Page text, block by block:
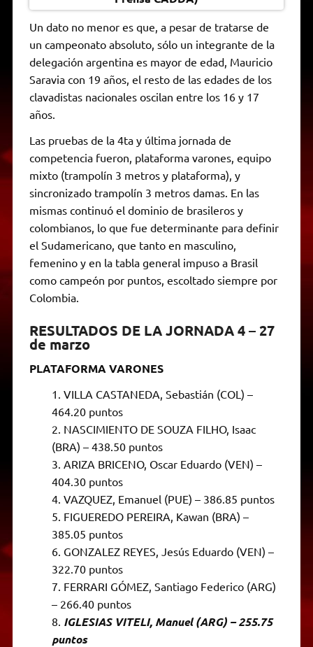
Un dato no menor es que, a pesar de tratarse de
un campeonato absoluto, sólo un integrante de la
delegación argentina es mayor de edad, Mauricio
Saravia con 19 años, el resto de las edades de los
clavadistas nacionales oscilan entre los 16 y 17
años.
Las pruebas de la 4ta y última jornada de
competencia fueron, plataforma varones, equipo
mixto (trampolín 3 metros y plataforma), y
sincronizado trampolín 3 metros damas. En las
mismas continuó el dominio de brasileros y
colombianos, lo que fue determinante para definir
el Sudamericano, que tanto en masculino,
femenino y en la tabla general impuso a Brasil
como campeón por puntos, escoltado siempre por
Colombia.
RESULTADOS DE LA JORNADA 4 – 27
de marzo
PLATAFORMA VARONES
VILLA CASTANEDA, Sebastián (COL) –
464.20 puntos
NASCIMIENTO DE SOUZA FILHO, Isaac
(BRA) – 438.50 puntos
ARIZA BRICENO, Oscar Eduardo (VEN) –
404.30 puntos
VAZQUEZ, Emanuel (PUE) – 386.85 puntos
FIGUEREDO PEREIRA, Kawan (BRA) –
385.05 puntos
GONZALEZ REYES, Jesús Eduardo (VEN) –
322.70 puntos
FERRARI GÓMEZ, Santiago Federico (ARG)
– 266.40 puntos
IGLESIAS VITELI, Manuel (ARG) – 255.75
puntos